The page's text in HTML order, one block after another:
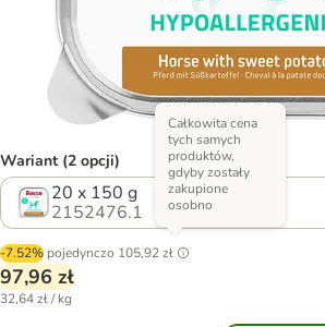
Wariant (2 opcji)
20 x 150 g
2152476.1
-7.52% pojedynczo 105,92 zł
Całkowita cena
tych samych
produktów,
gdyby zostały
zakupione
osobno
97,96 zł
32,64 zł / kg